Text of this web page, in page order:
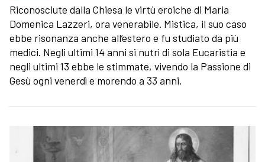
Riconosciute dalla Chiesa le virtù eroiche di Maria
Domenica Lazzeri, ora venerabile. Mistica, il suo caso
ebbe risonanza anche all’estero e fu studiato da più
medici. Negli ultimi 14 anni si nutrì di sola Eucaristia e
negli ultimi 13 ebbe le stimmate, vivendo la Passione di
Gesù ogni venerdì e morendo a 33 anni.